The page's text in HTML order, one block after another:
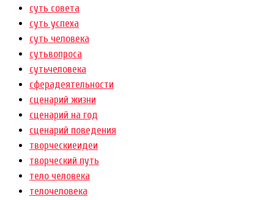
суть совета
суть успеха
суть человека
сутьвопроса
сутьчеловека
сферадеятельности
сценарий жизни
сценарий на год
сценарий поведения
творческиеидеи
творческий путь
тело человека
телочеловека